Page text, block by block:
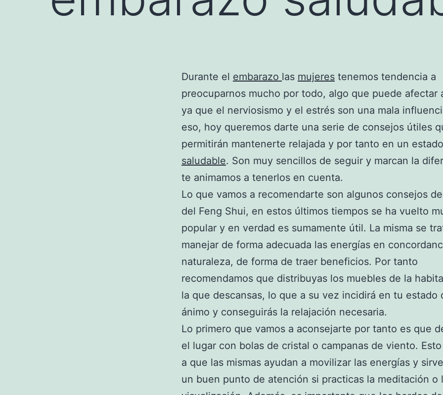
Durante el embarazo las mujeres tenemos tendencia a
preocuparnos mucho por todo, algo que puede afectar
ya que el nerviosismo y el estrés son una mala
eso, hoy queremos darte una serie de consejos útiles
permitirán mantenerte relajada y por tanto en un
saludable. Son muy sencillos de seguir y marcan la
te animamos a tenerlos en cuenta.
Lo que vamos a recomendarte son algunos consejos
del Feng Shui, en estos últimos tiempos se ha vuelto
popular y en verdad es sumamente útil. La misma se
manejar de forma adecuada las energías en
naturaleza, de forma de traer beneficios. Por tanto
recomendamos que distribuyas los muebles de la
la que descansas, lo que a su vez incidirá en tu estado
ánimo y conseguirás la relajación necesaria.
Lo primero que vamos a aconsejarte por tanto es que
el lugar con bolas de cristal o campanas de viento.
a que las mismas ayudan a movilizar las energías y
un buen punto de atención si practicas la meditación o